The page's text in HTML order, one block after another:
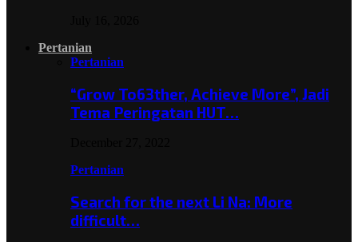
Pertanian
Pertanian
“Grow To63ther, Achieve More”, Jadi
Tema Peringatan HUT…
Pertanian
Search for the next Li Na: More
difficult…